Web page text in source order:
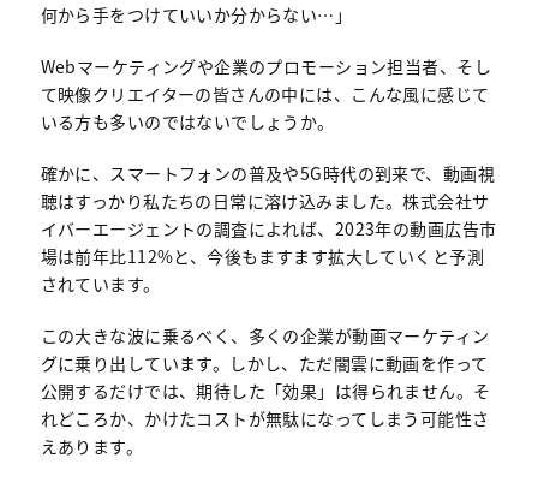
何から手をつけていいか分からない…」
Webマーケティングや企業のプロモーション担当者、そし
て映像クリエイターの皆さんの中には、こんな風に感じて
いる方も多いのではないでしょうか。
確かに、スマートフォンの普及や5G時代の到来で、動画視
聴はすっかり私たちの日常に溶け込みました。株式会社サ
イバーエージェントの調査によれば、2023年の動画広告市
場は前年比112%と、今後もますます拡大していくと予測
されています。
この大きな波に乗るべく、多くの企業が動画マーケティン
グに乗り出しています。しかし、ただ闇雲に動画を作って
公開するだけでは、期待した「効果」は得られません。そ
れどころか、かけたコストが無駄になってしまう可能性さ
えあります。